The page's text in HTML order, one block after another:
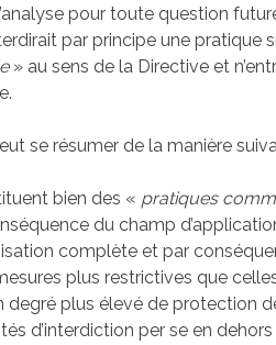
pour toute question
par principe une pratique
» au sens de la Directive et
se résumer de la manière
bien des « pratiques
du champ
complète et par
plus restrictives que
degré plus élevé de protection
d’interdiction per se en